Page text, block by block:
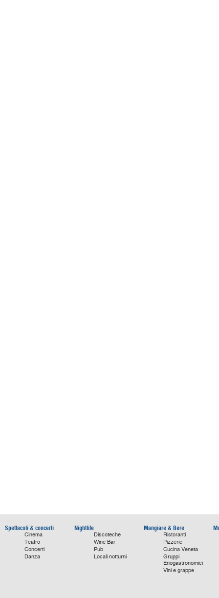
Spettacoli & concerti
Cinema
Teatro
Concerti
Danza
Nightlife
Discoteche
Wine Bar
Pub
Locali notturni
Mangiare & Bere
Ristoranti
Pizzerie
Cucina Veneta
Gruppi
Enogastronomici
Vini e grappe